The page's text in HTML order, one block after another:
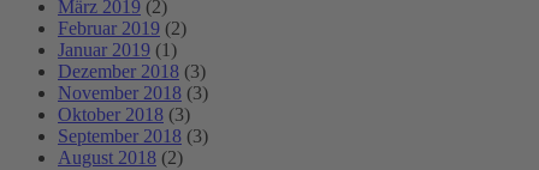
März 2019 (2)
Februar 2019 (2)
Januar 2019 (1)
Dezember 2018 (3)
November 2018 (3)
Oktober 2018 (3)
September 2018 (3)
August 2018 (2)